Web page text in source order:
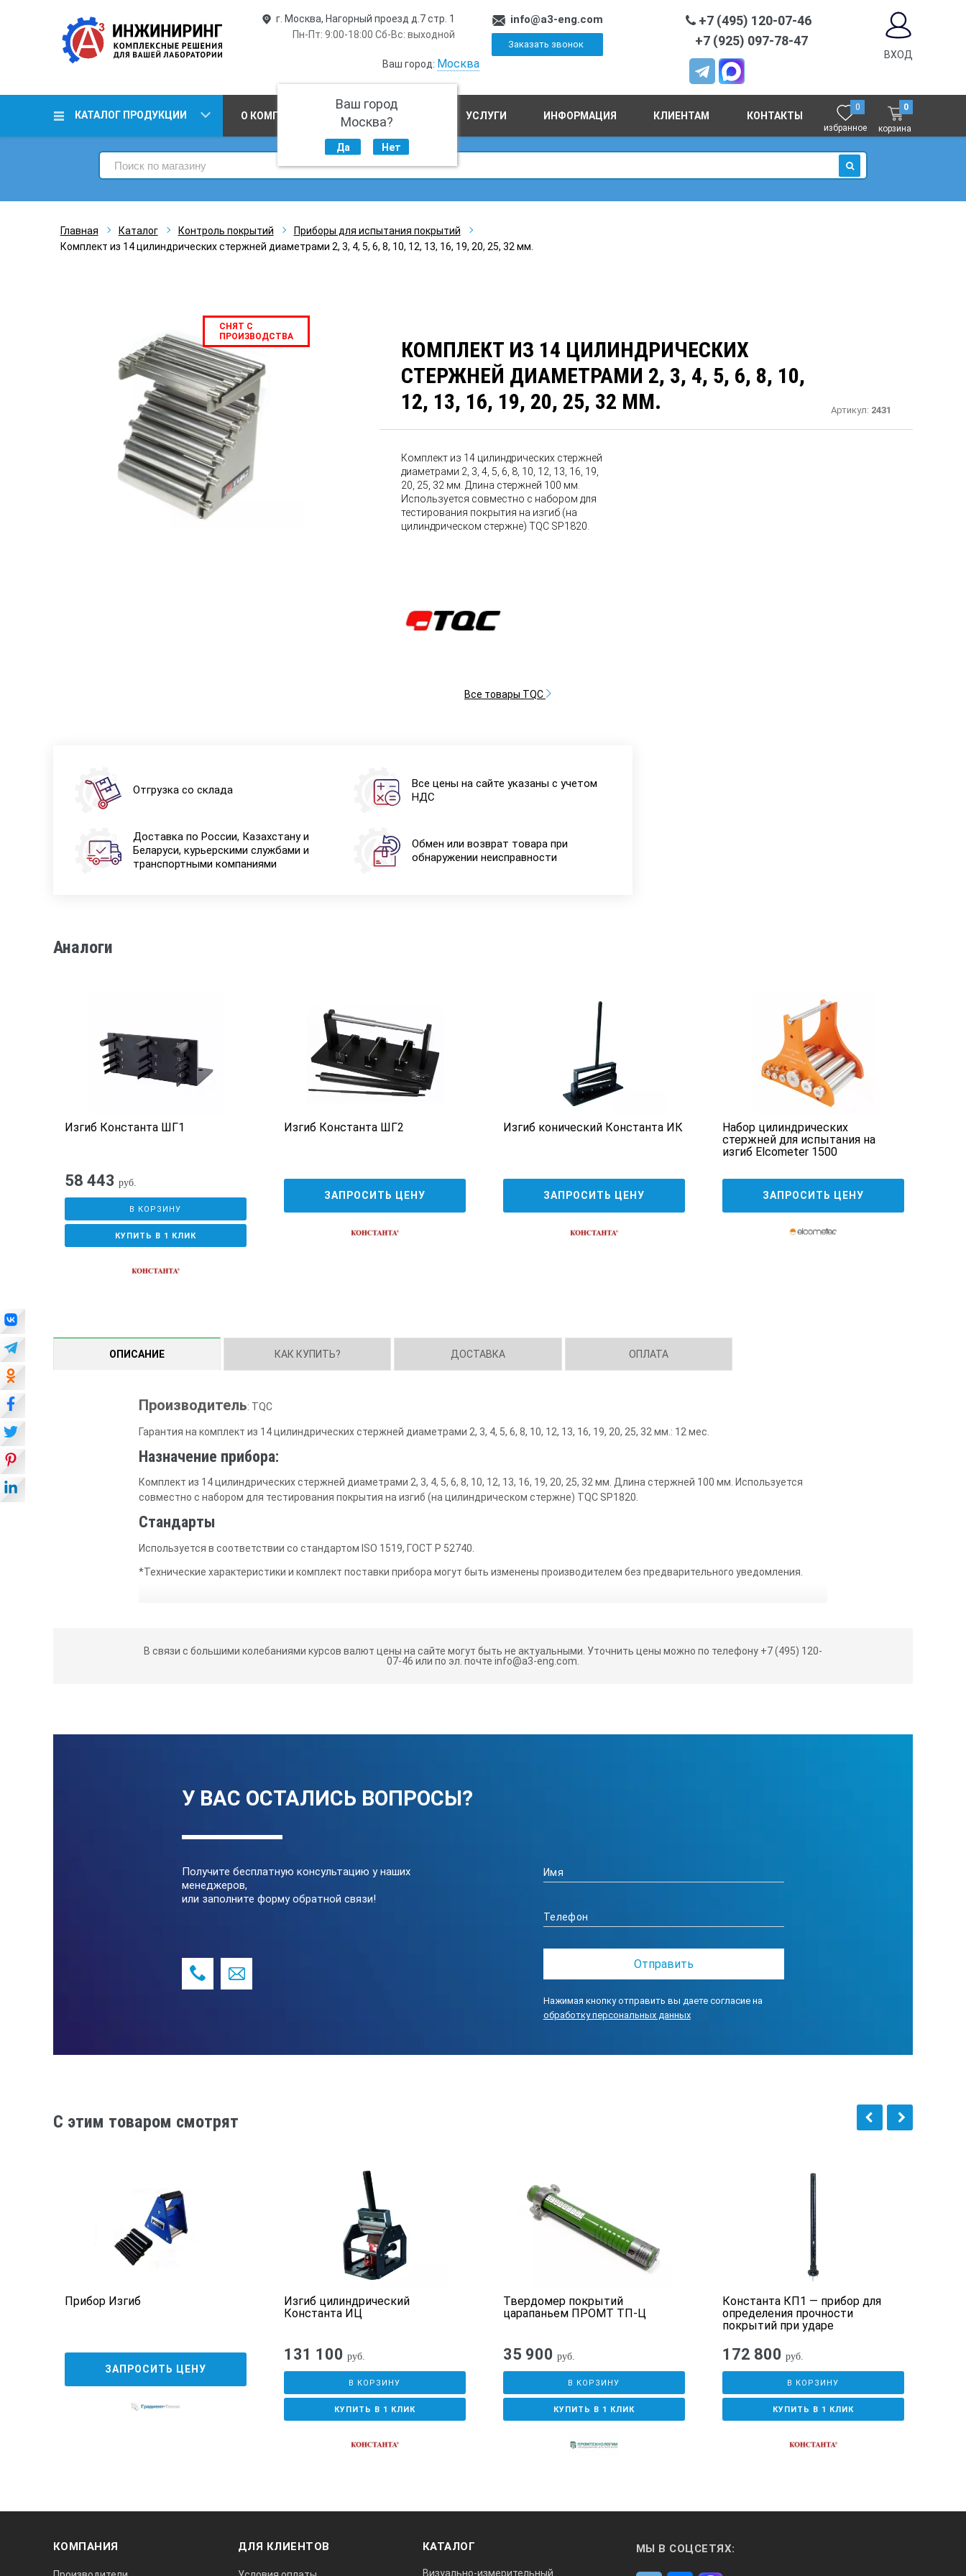
г. Москва, Нагорный проезд д.7 стр. 1
Пн-Пт: 9:00-18:00 Сб-Вс: выходной
Ваш город: Москва
Ваш город
Москва?
Да Нет
info@a3-eng.com
Заказать звонок
+7 (495) 120-07-46
+7 (925) 097-78-47
ВХОД
КАТАЛОГ ПРОДУКЦИИ О КОМПАНИИ ПРОИЗВОДСТВО УСЛУГИ ИНФОРМАЦИЯ КЛИЕНТАМ КОНТАКТЫ
0
избранное
0
корзина
ИСКАТЬ
Главная Каталог Контроль покрытий
Приборы для испытания покрытий
Комплект из 14 цилиндрических стержней диаметрами 2, 3, 4, 5, 6, 8, 10, 12, 13, 16, 19, 20, 25, 32 мм.
СНЯТ С
ПРОИЗВОДСТВА
КОМПЛЕКТ ИЗ 14 ЦИЛИНДРИЧЕСКИХ
СТЕРЖНЕЙ ДИАМЕТРАМИ 2, 3, 4, 5, 6, 8, 10,
12, 13, 16, 19, 20, 25, 32 ММ.
Артикул: 2431
Комплект из 14 цилиндрических стержней
диаметрами 2, 3, 4, 5, 6, 8, 10, 12, 13, 16, 19,
20, 25, 32 мм. Длина стержней 100 мм.
Используется совместно с набором для
тестирования покрытия на изгиб (на
цилиндрическом стержне) TQC SP1820.
Все товары TQC
Отгрузка со склада
Все цены на сайте указаны с учетом
НДС
Доставка по России, Казахстану и
Беларуси, курьерскими службами и
транспортными компаниями
Обмен или возврат товара при
обнаружении неисправности
Аналоги
Изгиб Константа ШГ1
58 443 руб.
В КОРЗИНУ
КУПИТЬ В 1 КЛИК
Изгиб Константа ШГ2
ЗАПРОСИТЬ ЦЕНУ
Изгиб конический Константа ИК
ЗАПРОСИТЬ ЦЕНУ
Набор цилиндрических
стержней для испытания на
изгиб Elcometer 1500
ЗАПРОСИТЬ ЦЕНУ
ОПИСАНИЕ КАК КУПИТЬ? ДОСТАВКА ОПЛАТА
Производитель: TQC
Гарантия на комплект из 14 цилиндрических стержней диаметрами 2, 3, 4, 5, 6, 8, 10, 12, 13, 16, 19, 20, 25, 32 мм.: 12 мес.
Назначение прибора:
Комплект из 14 цилиндрических стержней диаметрами 2, 3, 4, 5, 6, 8, 10, 12, 13, 16, 19, 20, 25, 32 мм. Длина стержней 100 мм. Используется
совместно с набором для тестирования покрытия на изгиб (на цилиндрическом стержне) TQC SP1820.
Стандарты
Используется в соответствии со стандартом ISO 1519, ГОСТ Р 52740.
*Технические характеристики и комплект поставки прибора могут быть изменены производителем без предварительного уведомления.
В связи с большими колебаниями курсов валют цены на сайте могут быть не актуальными. Уточнить цены можно по телефону +7 (495) 120-
07-46 или по эл. почте info@a3-eng.com.
У ВАС ОСТАЛИСЬ ВОПРОСЫ?
Получите бесплатную консультацию у наших
менеджеров,
или заполните форму обратной связи!
Нажимая кнопку отправить вы даете согласие на
обработку персональных данных
C этим товаром смотрят
Прибор Изгиб
ЗАПРОСИТЬ ЦЕНУ
Изгиб цилиндрический
Константа ИЦ
131 100 руб.
В КОРЗИНУ
КУПИТЬ В 1 КЛИК
Твердомер покрытий
царапаньем ПРОМТ ТП-Ц
35 900 руб.
В КОРЗИНУ
КУПИТЬ В 1 КЛИК
Константа КП1 — прибор для
определения прочности
покрытий при ударе
172 800 руб.
В КОРЗИНУ
КУПИТЬ В 1 КЛИК
КОМПАНИЯ ДЛЯ КЛИЕНТОВ КАТАЛОГ
Визуально-измерительный
МЫ В СОЦСЕТЯХ: